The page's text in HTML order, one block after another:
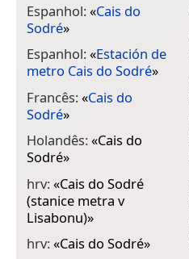
Espanhol:«Cais do
Sodré»
Espanhol:«Estación de
metro Cais do Sodré»
Francês:«Cais do
Sodré»
Holandês:«Cais do
Sodré»
hrv:«Cais do Sodré
(stanice metra v
Lisabonu)»
hrv:«Cais do Sodré»